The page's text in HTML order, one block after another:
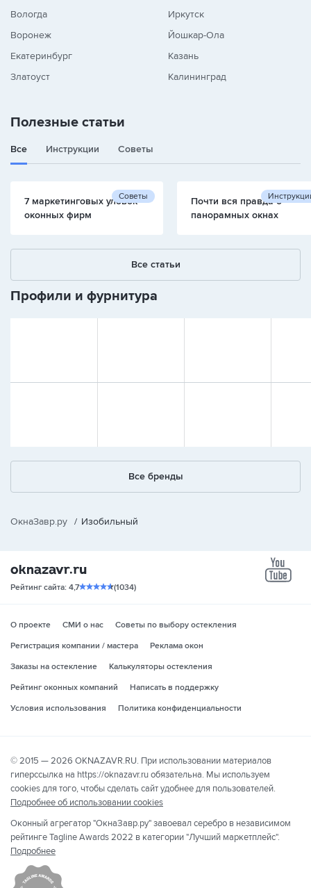
Вологда
Воронеж
Екатеринбург
Златоуст
Иркутск
Йошкар-Ола
Казань
Калининград
Полезные статьи
Все Инструкции Советы
Советы
7 маркетинговых уловок
оконных фирм
Почти вся правда о
панорамных окнах
Все статьи
Профили и фурнитура
Все бренды
ОкнаЗавр.ру / Изобильный
Рейтинг сайта: 4,7 (1034)
О проекте СМИ о нас
Советы по выбору остекления
Регистрация компании / мастера
Реклама окон
Заказы на остекление
Калькуляторы остекления
Рейтинг оконных компаний
Написать в поддержку
Условия использования
Политика конфиденциальности
© 2015 — 2026 OKNAZAVR.RU. При использовании материалов
гиперссылка на https://oknazavr.ru обязательна. Мы используем
cookies для того, чтобы сделать сайт удобнее для пользователей.
Подробнее об использовании cookies
Оконный агрегатор "ОкнаЗавр.ру" завоевал серебро в независимом
рейтинге Tagline Awards 2022 в категории "Лучший маркетплейс".
Подробнее